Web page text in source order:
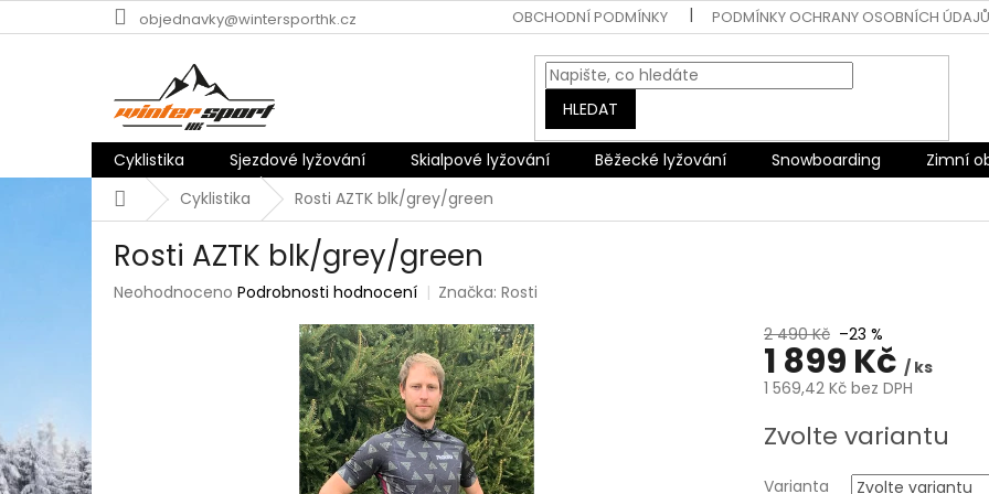
na
objednavky@wintersporthk.cz OBCHODNÍ PODMÍNKY PODMÍNKY OCHRANY OSOBNÍCH ÚDAJŮ
HLEDAT
Cyklistika Sjezdové lyžování Skialpové lyžování Běžecké lyžování Snowboarding Zimní
DomůCyklistika Rosti AZTK blk/grey/green
Rosti AZTK blk/grey/green
Průměrné
Neohodnoceno Podrobnosti hodnocení Značka:Rosti
2 490 Kč –23 %
1 899 Kč / ks
1 569,42 Kč bez DPH
cena:
Zvolte variantu
Varianta